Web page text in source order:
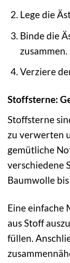
Lege die
Binde die
zusammen.
Verziere
Stoffsterne:
Stoffsterne
zu verwerten
gemütliche
verschiedene
Baumwolle
Eine einfache
aus Stoff
füllen.